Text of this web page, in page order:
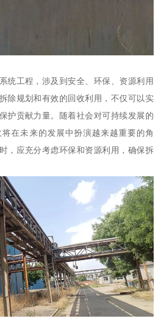
统工程，涉及到安全、环保、资源利用
除规划和有效的回收利用，不仅可以实
护贡献力量。随着社会对可持续发展的
在未来的发展中扮演越来越重要的角
，应充分考虑环保和资源利用，确保拆